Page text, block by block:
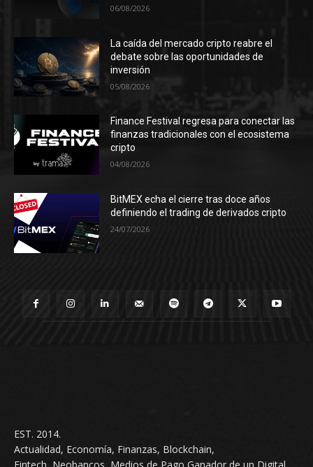
06/08/2026
La caída del mercado cripto reabre el
debate sobre las oportunidades de
inversión
05/08/2026
Finance Festival regresa para conectar las
finanzas tradicionales con el ecosistema
cripto
04/08/2026
BitMEX echa el cierre tras doce años
definiendo el trading de derivados cripto
24/07/2026
EST. 2014.
Actualidad, Economía, Finanzas, Blockchain,